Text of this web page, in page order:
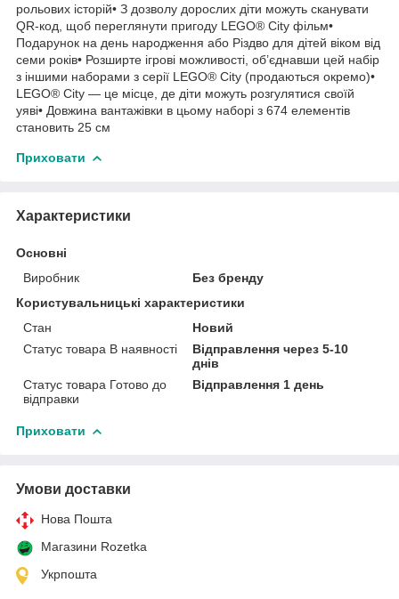
рольових історій• З дозволу дорослих діти можуть сканувати
QR-код, щоб переглянути пригоду LEGO® City фільм•
Подарунок на день народження або Різдво для дітей віком від
семи років• Розширте ігрові можливості, об’єднавши цей набір
з іншими наборами з серії LEGO® City (продаються окремо)•
LEGO® City — це місце, де діти можуть розгулятися своїй
уяві• Довжина вантажівки в цьому наборі з 674 елементів
становить 25 см
Приховати
Характеристики
Основні
Виробник
Без бренду
Користувальницькі характеристики
Стан
Новий
Статус товара В наявності
Відправлення через 5-10
днів
Статус товара Готово до
відправки
Відправлення 1 день
Приховати
Умови доставки
Нова Пошта
Магазини Rozetka
Укрпошта